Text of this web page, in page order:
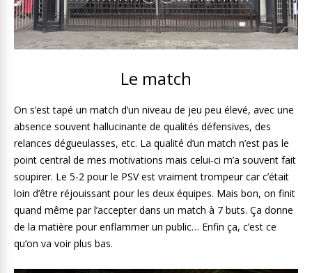
Le match
On s’est tapé un match d’un niveau de jeu peu élevé, avec une
absence souvent hallucinante de qualités défensives, des
relances dégueulasses, etc. La qualité d’un match n’est pas le
point central de mes motivations mais celui-ci m’a souvent fait
soupirer. Le 5-2 pour le PSV est vraiment trompeur car c’était
loin d’être réjouissant pour les deux équipes. Mais bon, on finit
quand même par l’accepter dans un match à 7 buts. Ça donne
de la matière pour enflammer un public… Enfin ça, c’est ce
qu’on va voir plus bas.